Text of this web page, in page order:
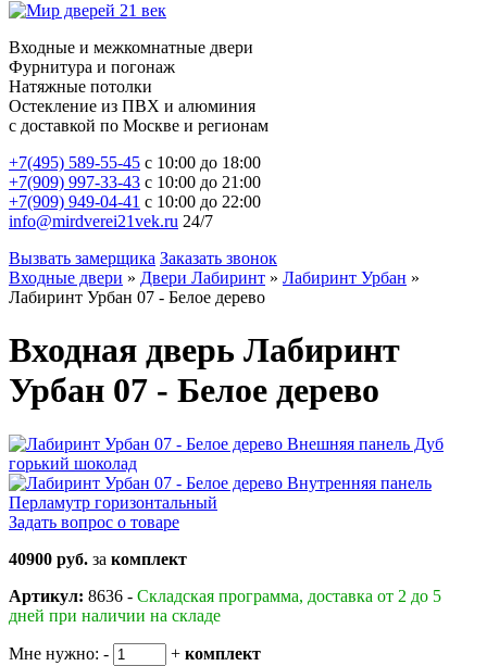
Входные и межкомнатные двери
Фурнитура и погонаж
Натяжные потолки
Остекление из ПВХ и алюминия
с доставкой по Москве и регионам
+7(495) 589-55-45 с 10:00 до 18:00
+7(909) 997-33-43 с 10:00 до 21:00
+7(909) 949-04-41 с 10:00 до 22:00
info@mirdverei21vek.ru 24/7
Вызвать замерщика Заказать звонок
Входные двери » Двери Лабиринт » Лабиринт Урбан »
Лабиринт Урбан 07 - Белое дерево
Входная дверь Лабиринт
Урбан 07 - Белое дерево
Задать вопрос о товаре
40900 руб. за комплект
Артикул: 8636 - Складская программа, доставка от 2 до 5
дней при наличии на складе
Мне нужно: - + комплект